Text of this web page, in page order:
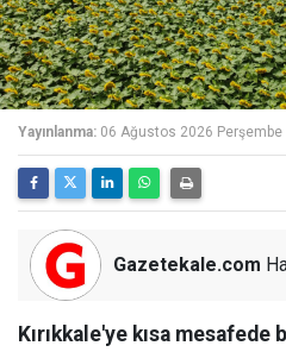
Yayınlanma: 06 Ağustos 2026 Perşembe
Gazetekale.com
Kırıkkale'ye kısa